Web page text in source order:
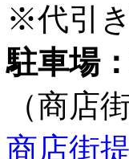
※代引
駐車場：
（商店
商店街